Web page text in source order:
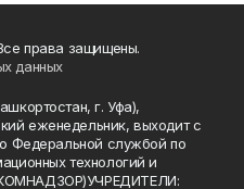
права защищены.
данных
г. Уфа),
еженедельник, выходит с
Федеральной службой по
технологий и